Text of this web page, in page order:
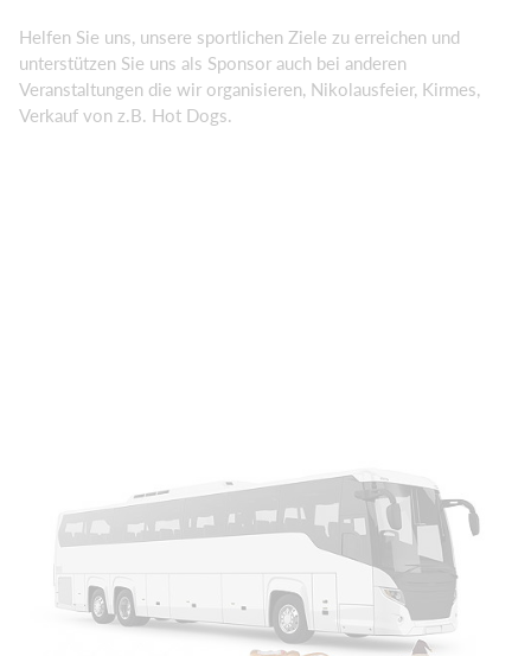
Helfen Sie uns, unsere sportlichen Ziele zu erreichen und
unterstützen Sie uns als Sponsor auch bei anderen
Veranstaltungen die wir organisieren, Nikolausfeier, Kirmes,
Verkauf von z.B. Hot Dogs.